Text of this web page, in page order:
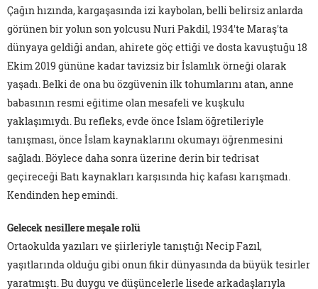
Çağın hızında, kargaşasında izi kaybolan, belli belirsiz anlarda
görünen bir yolun son yolcusu Nuri Pakdil, 1934'te Maraş'ta
dünyaya geldiği andan, ahirete göç ettiği ve dosta kavuştuğu 18
Ekim 2019 gününe kadar tavizsiz bir İslamlık örneği olarak
yaşadı. Belki de ona bu özgüvenin ilk tohumlarını atan, anne
babasının resmi eğitime olan mesafeli ve kuşkulu
yaklaşımıydı. Bu refleks, evde önce İslam öğretileriyle
tanışması, önce İslam kaynaklarını okumayı öğrenmesini
sağladı. Böylece daha sonra üzerine derin bir tedrisat
geçireceği Batı kaynakları karşısında hiç kafası karışmadı.
Kendinden hep emindi.
Gelecek nesillere meşale rolü
Ortaokulda yazıları ve şiirleriyle tanıştığı Necip Fazıl,
yaşıtlarında olduğu gibi onun fikir dünyasında da büyük tesirler
yaratmıştı. Bu duygu ve düşüncelerle lisede arkadaşlarıyla